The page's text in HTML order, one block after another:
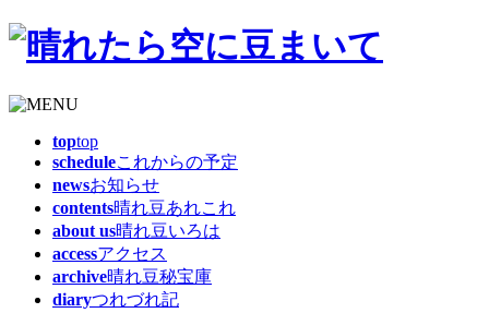
toptop
scheduleこれからの予定
newsお知らせ
contents晴れ豆あれこれ
about us晴れ豆いろは
accessアクセス
archive晴れ豆秘宝庫
diaryつれづれ記